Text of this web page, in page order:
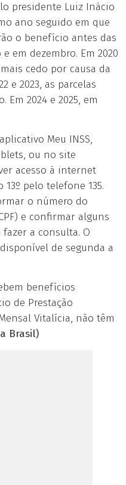
presidente Luiz Inácio
ano seguido em que
o benefício antes das
em dezembro. Em 2020
cedo por causa da
e 2023, as parcelas
2024 e 2025, em
Meu INSS,
ou no site
acesso à internet
pelo telefone 135.
o número do
e confirmar alguns
a consulta. O
de segunda a
benefícios
de Prestação
Vitalícia, não têm
Brasil)